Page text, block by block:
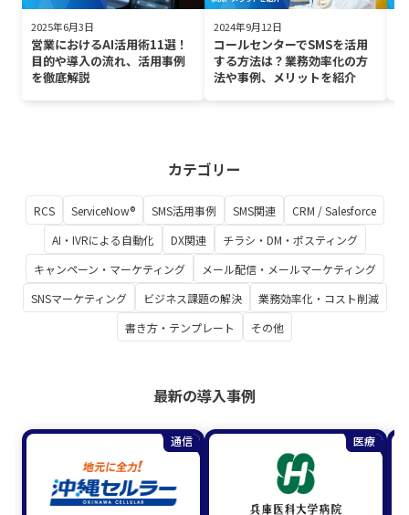
2025年6月3日
営業におけるAI活用術11選！
目的や導入の流れ、活用事例
を徹底解説
2024年9月12日
コールセンターでSMSを活用
する方法は？業務効率化の方
法や事例、メリットを紹介
カテゴリー
RCS ServiceNow® SMS活用事例 SMS関連
CRM / Salesforce
AI・IVRによる自動化
DX関連
チラシ・DM・ポスティング
キャンペーン・マーケティング
メール配信・メールマーケティング
SNSマーケティング
ビジネス課題の解決
業務効率化・コスト削減
書き方・テンプレート
その他
最新の導入事例
通信 医療